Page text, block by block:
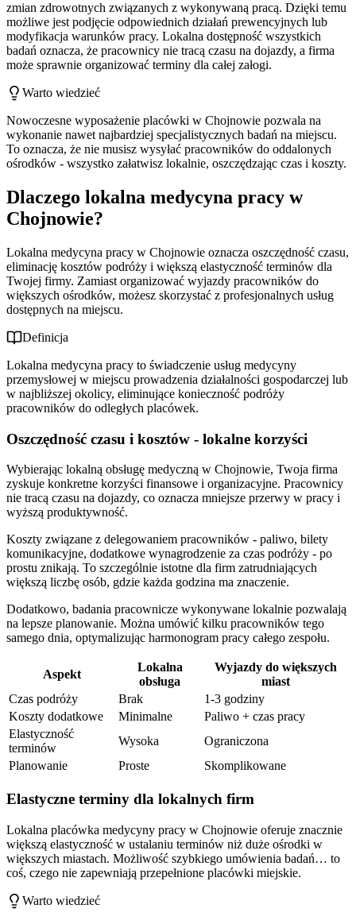
zmian zdrowotnych związanych z wykonywaną pracą. Dzięki temu
możliwe jest podjęcie odpowiednich działań prewencyjnych lub
modyfikacja warunków pracy. Lokalna dostępność wszystkich
badań oznacza, że pracownicy nie tracą czasu na dojazdy, a firma
może sprawnie organizować terminy dla całej załogi.
Warto wiedzieć
Nowoczesne wyposażenie placówki w Chojnowie pozwala na
wykonanie nawet najbardziej specjalistycznych badań na miejscu.
To oznacza, że nie musisz wysyłać pracowników do oddalonych
ośrodków - wszystko załatwisz lokalnie, oszczędzając czas i koszty.
Dlaczego lokalna medycyna pracy w
Chojnowie?
Lokalna medycyna pracy w Chojnowie oznacza oszczędność czasu,
eliminację kosztów podróży i większą elastyczność terminów dla
Twojej firmy. Zamiast organizować wyjazdy pracowników do
większych ośrodków, możesz skorzystać z profesjonalnych usług
dostępnych na miejscu.
Definicja
Lokalna medycyna pracy to świadczenie usług medycyny
przemysłowej w miejscu prowadzenia działalności gospodarczej lub
w najbliższej okolicy, eliminujące konieczność podróży
pracowników do odległych placówek.
Oszczędność czasu i kosztów - lokalne korzyści
Wybierając lokalną obsługę medyczną w Chojnowie, Twoja firma
zyskuje konkretne korzyści finansowe i organizacyjne. Pracownicy
nie tracą czasu na dojazdy, co oznacza mniejsze przerwy w pracy i
wyższą produktywność.
Koszty związane z delegowaniem pracowników - paliwo, bilety
komunikacyjne, dodatkowe wynagrodzenie za czas podróży - po
prostu znikają. To szczególnie istotne dla firm zatrudniających
większą liczbę osób, gdzie każda godzina ma znaczenie.
Dodatkowo, badania pracownicze wykonywane lokalnie pozwalają
na lepsze planowanie. Można umówić kilku pracowników tego
samego dnia, optymalizując harmonogram pracy całego zespołu.
Aspekt
Lokalna
obsługa
Wyjazdy do większych
miast
Czas podróży
Brak
1-3 godziny
Koszty dodatkowe
Minimalne
Paliwo + czas pracy
Elastyczność
terminów
Wysoka
Ograniczona
Planowanie
Proste Skomplikowane
Elastyczne terminy dla lokalnych firm
Lokalna placówka medycyny pracy w Chojnowie oferuje znacznie
większą elastyczność w ustalaniu terminów niż duże ośrodki w
większych miastach. Możliwość szybkiego umówienia badań… to
coś, czego nie zapewniają przepełnione placówki miejskie.
Warto wiedzieć